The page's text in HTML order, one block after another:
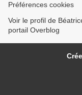
Préférences cookies
Voir le profil de
portail Overblog